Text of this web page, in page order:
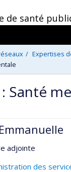
de santé
Expertises
Santé
adjointe
des